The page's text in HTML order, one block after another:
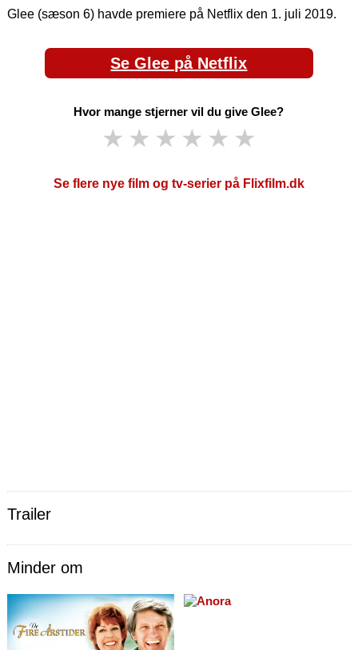
Glee (sæson 6) havde premiere på Netflix den 1. juli 2019.
Se Glee på Netflix
Hvor mange stjerner vil du give Glee?
★ ★ ★ ★ ★ ★
Se flere nye film og tv-serier på Flixfilm.dk
Trailer
Minder om